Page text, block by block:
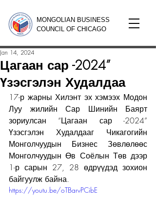
MONGOLIAN BUSINESS
COUNCIL OF CHICAGO
Цагаан сар -2024”
Үзэсгэлэн Худалдаа
Jan 14, 2024
17-р жарны Хилэнт эх хэмээх Модон
Луу жилийн Сар Шинийн Баярт
зориулсан “Цагаан сар -2024”
Үзэсгэлэн Худалдааг Чикагогийн
Монголчуудын Бизнес Зөвлөлөөс
Монголчуудын Өв Соёлын Төв дээр
1-р сарын 27, 28 өдрүүдэд зохион
байгуулж байна.
https://youtu.be/oTBarvPCibE